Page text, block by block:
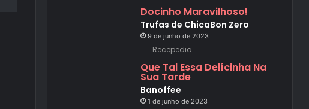
Docinho Maravilhoso!
Trufas de ChicaBon Zero
9 de junho de 2023
Recepedia
Que Tal Essa Delícinha Na
Sua Tarde
Banoffee
1 de junho de 2023